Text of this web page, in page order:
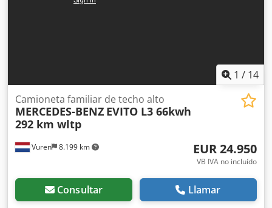
1 / 14
Vuren 8.199 km
Camioneta familiar de techo alto
MERCEDES-BENZ EVITO L3 66kwh
292 km wltp
EUR 24.950
VB IVA no incluído
Consultar Llamar